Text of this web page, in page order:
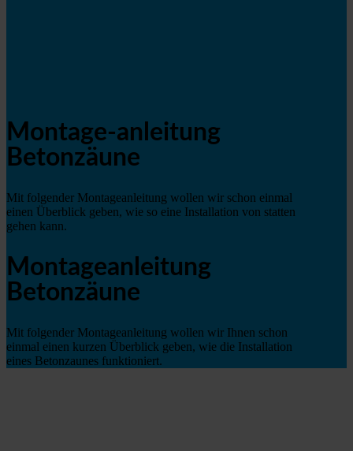
Montage-anleitung
Betonzäune
Mit folgender Montageanleitung wollen wir schon einmal
einen Überblick geben, wie so eine Installation von statten
gehen kann.
Montageanleitung
Betonzäune
Mit folgender Montageanleitung wollen wir Ihnen schon
einmal einen kurzen Überblick geben, wie die Installation
eines Betonzaunes funktioniert.